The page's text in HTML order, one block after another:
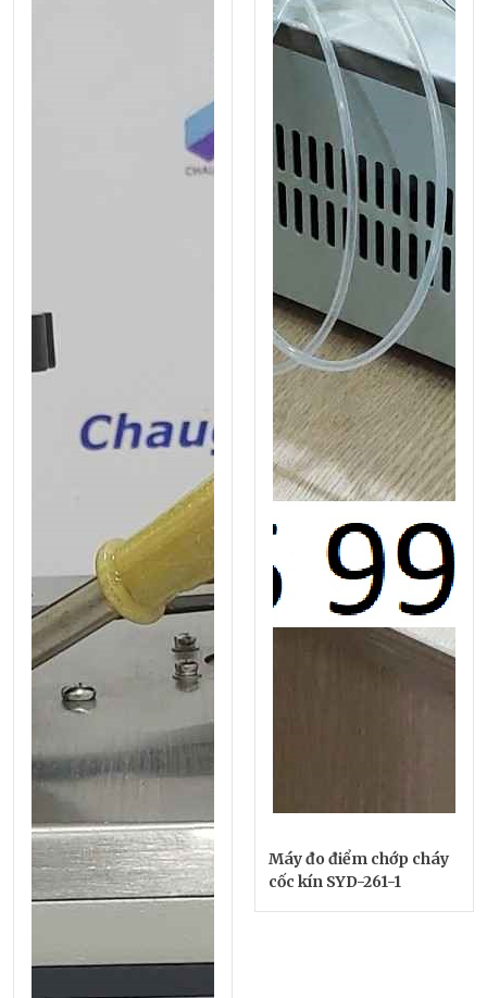
Máy đo điểm chớp cháy
cốc kín SYD-261-1